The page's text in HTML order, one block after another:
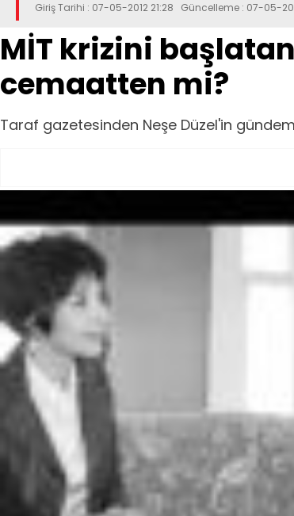
Giriş Tarihi : 07-05-2012 21:28 Güncelleme : 07-05-
MİT krizini
cemaatten mi?
Taraf gazetesinden Neşe Düzel'in